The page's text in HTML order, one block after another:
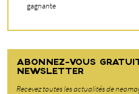
gagnante
ABONNEZ-VOUS
NEWSLETTER
Recevez toutes les actualités de